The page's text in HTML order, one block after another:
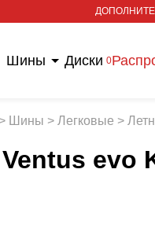
Шины Диски 0
> Шины > Легковые >
evo